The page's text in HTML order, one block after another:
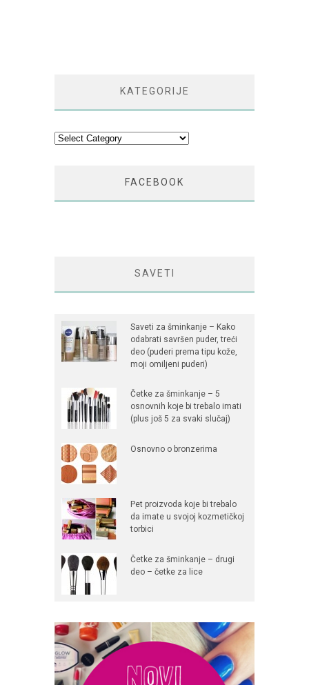
KATEGORIJE
Kategorije
FACEBOOK
SAVETI
Saveti za šminkanje – Kako
odabrati savršen puder, treći
deo (puderi prema tipu kože,
moji omiljeni puderi)
Četke za šminkanje – 5
osnovnih koje bi trebalo imati
(plus još 5 za svaki slučaj)
Osnovno o bronzerima
Pet proizvoda koje bi trebalo
da imate u svojoj kozmetičkoj
torbici
Četke za šminkanje – drugi
deo – četke za lice